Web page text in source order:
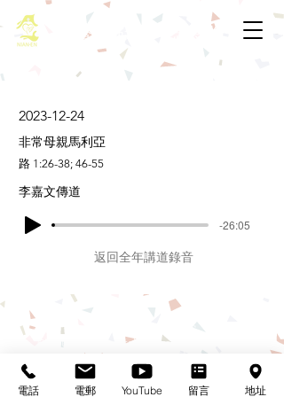
基督教佈道中心念恩堂
2023-12-24
非常母親馬利亞
路 1:26-38; 46-55
李嘉文傳道
-26:05
返回全年講道錄音
Christian Evangelical Centre Nian En Church
香港油麻地廟街47-57號
正康大樓三樓
3/F, Cheng Hong Buidling,
電話 電郵 YouTube 留言 地址